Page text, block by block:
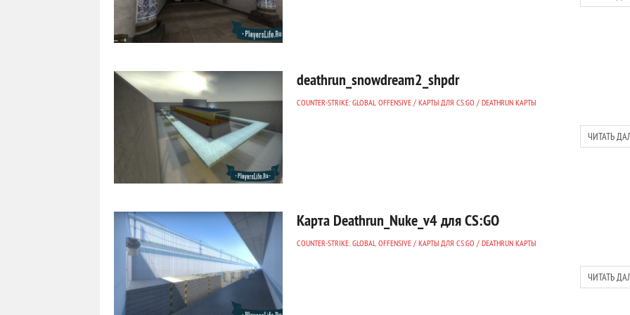
deathrun_snowdream2_shpdr
COUNTER-STRIKE: GLOBAL OFFENSIVE / КАРТЫ ДЛЯ CS:GO / DEATHRUN КАРТЫ
ЧИТАТЬ
Карта Deathrun_Nuke_v4 для CS:GO
COUNTER-STRIKE: GLOBAL OFFENSIVE / КАРТЫ ДЛЯ CS:GO / DEATHRUN КАРТЫ
ЧИТАТЬ